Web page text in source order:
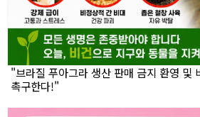
"브라질 푸아그라 생산 판매 금지 환영 및
촉구한다!"